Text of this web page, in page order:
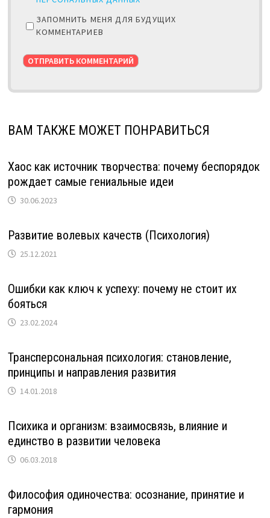
ЗАПОМНИТЬ МЕНЯ ДЛЯ БУДУЩИХ
КОММЕНТАРИЕВ
ВАМ ТАКЖЕ МОЖЕТ ПОНРАВИТЬСЯ
Хаос как источник творчества: почему беспорядок
рождает самые гениальные идеи
30.06.2023
Развитие волевых качеств (Психология)
25.12.2021
Ошибки как ключ к успеху: почему не стоит их
бояться
23.02.2024
Трансперсональная психология: становление,
принципы и направления развития
14.01.2018
Психика и организм: взаимосвязь, влияние и
единство в развитии человека
06.03.2018
Философия одиночества: осознание, принятие и
гармония